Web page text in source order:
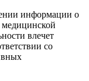
информации о
влечет
со